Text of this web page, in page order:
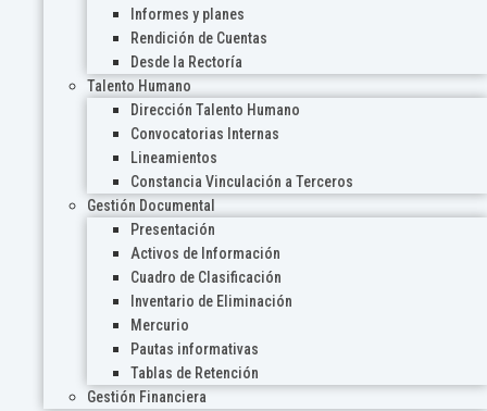
Informes y planes
Rendición de Cuentas
Desde la Rectoría
Talento Humano
Dirección Talento Humano
Convocatorias Internas
Lineamientos
Constancia Vinculación a Terceros
Gestión Documental
Presentación
Activos de Información
Cuadro de Clasificación
Inventario de Eliminación
Mercurio
Pautas informativas
Tablas de Retención
Gestión Financiera